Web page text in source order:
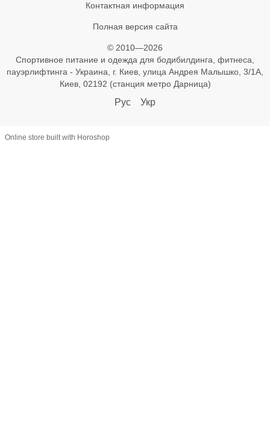
Контактная информация
Полная версия сайта
© 2010—2026
Спортивное питание и одежда для бодибилдинга, фитнеса,
пауэрлифтинга - Украина, г. Киев, улица Андрея Малышко, 3/1А,
Киев, 02192 (станция метро Дарница)
Рус Укр
Online store built with Horoshop